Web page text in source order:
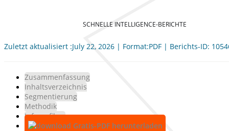
SCHNELLE INTELLIGENCE-BERICHTE
Zuletzt aktualisiert :July 22, 2026 | Format:PDF | Berichts-ID:
Zusammenfassung
Inhaltsverzeichnis
Segmentierung
Methodik
Infografiken
Gratis-PDF herunterladen